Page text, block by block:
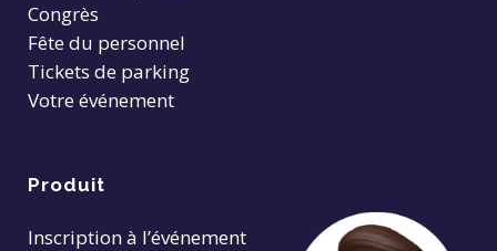
Congrès
Fête du personnel
Tickets de parking
Votre événement
Produit
Inscription à l’événement